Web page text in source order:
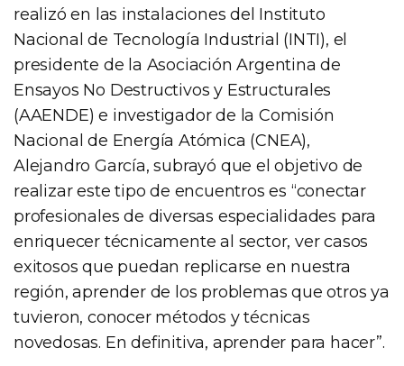
realizó en las instalaciones del Instituto
Nacional de Tecnología Industrial (INTI), el
presidente de la Asociación Argentina de
Ensayos No Destructivos y Estructurales
(AAENDE) e investigador de la Comisión
Nacional de Energía Atómica (CNEA),
Alejandro García, subrayó que el objetivo de
realizar este tipo de encuentros es “conectar
profesionales de diversas especialidades para
enriquecer técnicamente al sector, ver casos
exitosos que puedan replicarse en nuestra
región, aprender de los problemas que otros ya
tuvieron, conocer métodos y técnicas
novedosas. En definitiva, aprender para hacer”.